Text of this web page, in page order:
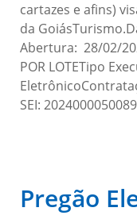
cartazes e afins)
da
Abertura: 28/02/
POR LOTETipo
SEI:
Pregão